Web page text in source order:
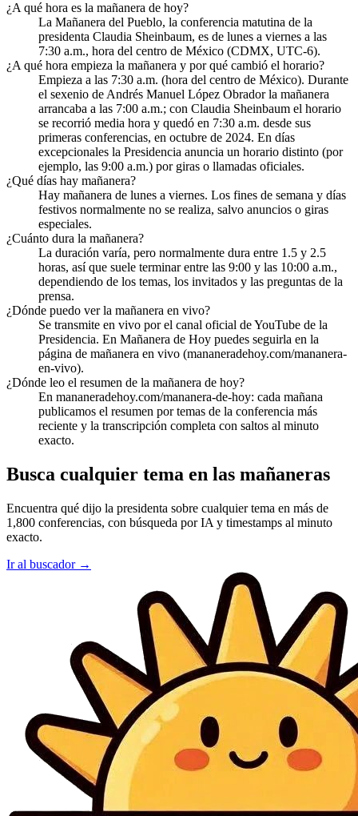
¿A qué hora es la mañanera de hoy?
La Mañanera del Pueblo, la conferencia matutina de la
presidenta Claudia Sheinbaum, es de lunes a viernes a las
7:30 a.m., hora del centro de México (CDMX, UTC-6).
¿A qué hora empieza la mañanera y por qué cambió el horario?
Empieza a las 7:30 a.m. (hora del centro de México). Durante
el sexenio de Andrés Manuel López Obrador la mañanera
arrancaba a las 7:00 a.m.; con Claudia Sheinbaum el horario
se recorrió media hora y quedó en 7:30 a.m. desde sus
primeras conferencias, en octubre de 2024. En días
excepcionales la Presidencia anuncia un horario distinto (por
ejemplo, las 9:00 a.m.) por giras o llamadas oficiales.
¿Qué días hay mañanera?
Hay mañanera de lunes a viernes. Los fines de semana y días
festivos normalmente no se realiza, salvo anuncios o giras
especiales.
¿Cuánto dura la mañanera?
La duración varía, pero normalmente dura entre 1.5 y 2.5
horas, así que suele terminar entre las 9:00 y las 10:00 a.m.,
dependiendo de los temas, los invitados y las preguntas de la
prensa.
¿Dónde puedo ver la mañanera en vivo?
Se transmite en vivo por el canal oficial de YouTube de la
Presidencia. En Mañanera de Hoy puedes seguirla en la
página de mañanera en vivo (mananeradehoy.com/mananera-
en-vivo).
¿Dónde leo el resumen de la mañanera de hoy?
En mananeradehoy.com/mananera-de-hoy: cada mañana
publicamos el resumen por temas de la conferencia más
reciente y la transcripción completa con saltos al minuto
exacto.
Busca cualquier tema en las mañaneras
Encuentra qué dijo la presidenta sobre cualquier tema en más de
1,800 conferencias, con búsqueda por IA y timestamps al minuto
exacto.
Ir al buscador →